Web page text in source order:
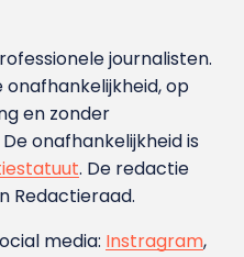
journalisten.
onafhankelijkheid, op
en zonder
onafhankelijkheid is
. De redactie
Redactieraad.
media: Instragram,